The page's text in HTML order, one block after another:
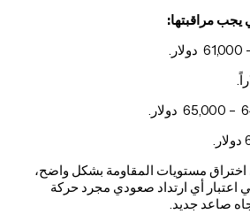
يجب مراقبتها:
اختراق مستويات المقاومة بشكل واضح،
اعتبار أي ارتداد صعودي مجرد حركة
صاعد جديد.